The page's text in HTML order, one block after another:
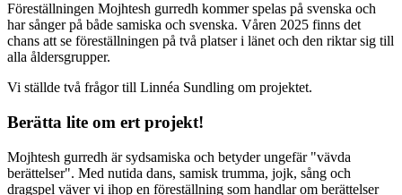
Föreställningen Mojhtesh gurredh kommer spelas på svenska och
har sånger på både samiska och svenska. Våren 2025 finns det
chans att se föreställningen på två platser i länet och den riktar sig till
alla åldersgrupper.
Vi ställde två frågor till Linnéa Sundling om projektet.
Berätta lite om ert projekt!
Mojhtesh gurredh är sydsamiska och betyder ungefär "vävda
berättelser". Med nutida dans, samisk trumma, jojk, sång och
dragspel väver vi ihop en föreställning som handlar om berättelser